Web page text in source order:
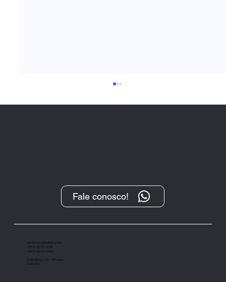
“O Protesto, após sua transformação
importante instrumento de cobrança”
Fale conosco!
atendimento@ieptbrj.com.br
+55 21 98331-6578
+55 21 98372-3385
Av Rio Branco, 131 - 14º andar
Centro, RJ